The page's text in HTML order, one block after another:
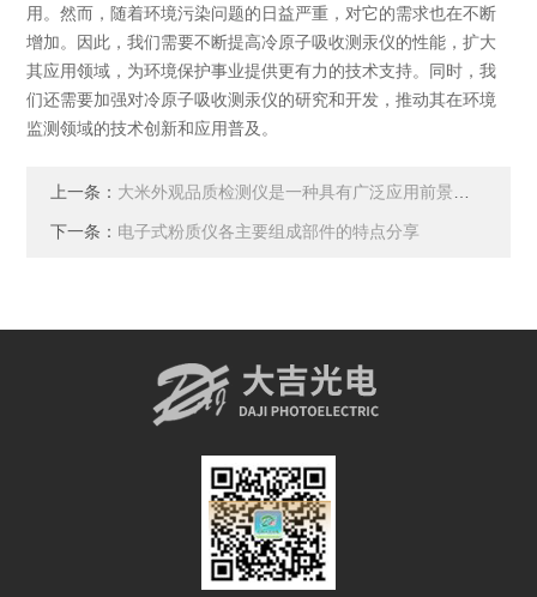
用。然而，随着环境污染问题的日益严重，对它的需求也在不断
增加。因此，我们需要不断提高冷原子吸收测汞仪的性能，扩大
其应用领域，为环境保护事业提供更有力的技术支持。同时，我
们还需要加强对冷原子吸收测汞仪的研究和开发，推动其在环境
监测领域的技术创新和应用普及。
上一条： 大米外观品质检测仪是一种具有广泛应用前景的检测设备
下一条： 电子式粉质仪各主要组成部件的特点分享